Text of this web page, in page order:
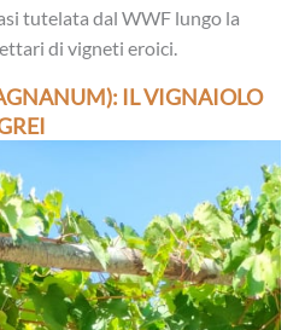
tutelata dal WWF lungo la
di vigneti eroici.
IL VIGNAIOLO